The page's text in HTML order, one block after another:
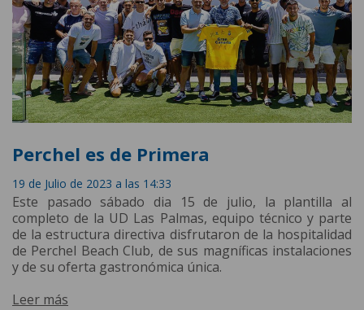
Perchel es de Primera
19 de Julio de 2023 a las 14:33
Este pasado sábado dia 15 de julio, la plantilla al
completo de la UD Las Palmas, equipo técnico y parte
de la estructura directiva disfrutaron de la hospitalidad
de Perchel Beach Club, de sus magníficas instalaciones
y de su oferta gastronómica única.
Leer más